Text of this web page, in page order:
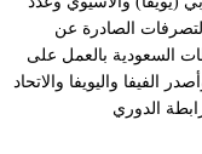
الصادرة عن
السعودية بالعمل على
الفيفا واليويفا والاتحاد
الدوري